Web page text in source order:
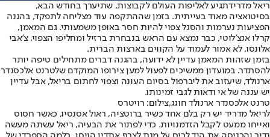
ריאל מדרידתגיע לאליפות העולם לקבוצות, שתיערך בחודש הבא,
בסיטואציה מאוד בעייתית. בזמן שההתקפה עוד מצליחה לתפקד, בהגנה
הפציעות נערמות והסגל צפוי להיות חסר באופן משמעותי. גם המאמן,
קרלו אנצ'לוטי, כבר נמצא עם הראש בנבחרת ברזיל ומחליפו הצפוי, צ'אבי
אלונסו, לא אמור לעמוד על הקווים בארצות הברית.
בזמן שזהות המאמן עדיין לא ידועה, בהגנה דברים מתחילים טיפה יותר
להסתדר. במועדון ממשיכים לפעול למען צירופו המוקדם שלטרנט אלכסנדר
ארנולד, שיעזוב את ליברפול בסיום העונה וצפוי לחתום בריאל, אבל עדיין
יש עננה של אי ודאות לגבי זמינותו.
טרנט אלכסנדר ארנולד חוגג,צילום: רויטרס
לריאל מדריד יש רק בלם אחד כשיר ברוטציה, ראול אסנסיו, כאשר חסוס
ואייחו ממעט לקבל הזדמנויות. כדי לפתור את הבעיה, ריאל עשתה מעשה